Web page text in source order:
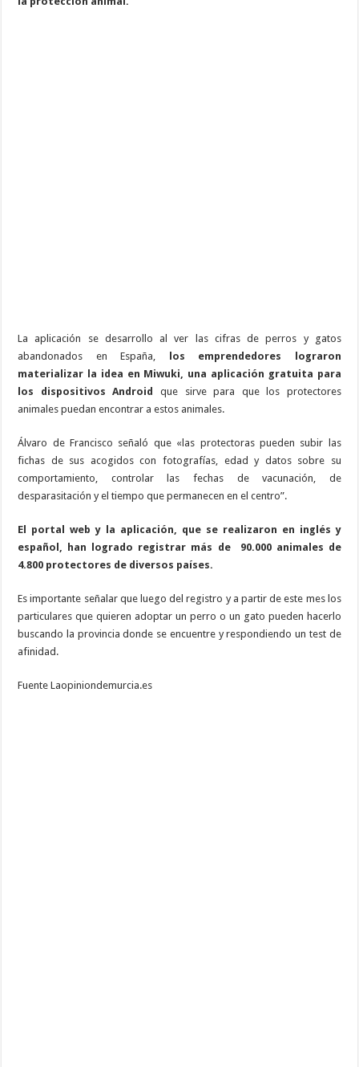
La aplicación se desarrollo al ver las cifras de perros y gatos
abandonados en España,
los emprendedores lograron
materializar la idea en Miwuki, una aplicación gratuita para
los dispositivos Android
que sirve para que los protectores
animales puedan encontrar a estos animales.
Álvaro de Francisco señaló que «las protectoras pueden subir las
fichas de sus acogidos con fotografías, edad y datos sobre su
comportamiento, controlar las fechas de vacunación, de
desparasitación y el tiempo que permanecen en el centro”.
El portal web y la aplicación, que se realizaron en inglés y
español, han logrado registrar más de 90.000 animales de
4.800 protectores de diversos países.
Es importante señalar que luego del registro y a partir de este mes los
particulares que quieren adoptar un perro o un gato pueden hacerlo
buscando la provincia donde se encuentre y respondiendo un test de
afinidad.
Fuente Laopiniondemurcia.es